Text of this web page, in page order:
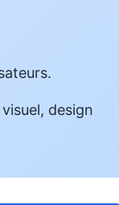
design